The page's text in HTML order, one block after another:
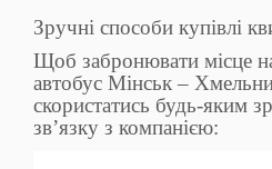
Зручні способи купівлі
Щоб забронювати місце
автобус Мінськ –
скористатись будь-яким
зв’язку з компанією: